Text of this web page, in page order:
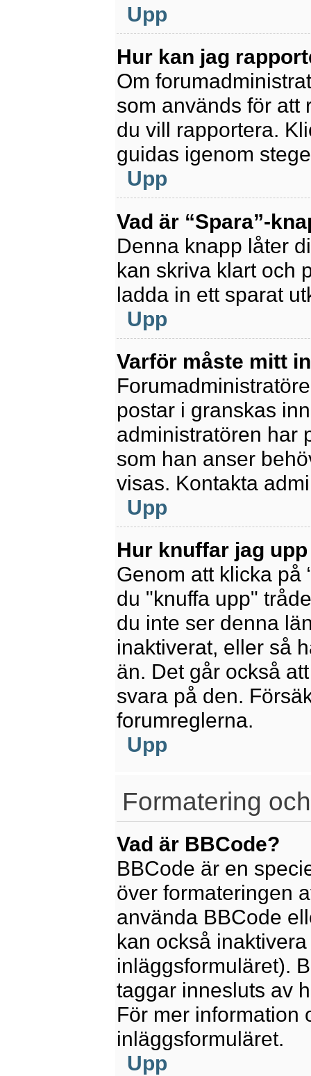
Upp
Hur kan jag
Om
som används för att
du vill rapportera.
guidas igenom
Upp
Vad är “Spara”-
Denna knapp låter
kan skriva klart och
ladda in ett sparat
Upp
Varför måste mitt
postar i granskas
administratören har
som han anser
visas. Kontakta
Upp
Hur knuffar jag
Genom att klicka på
du "knuffa upp"
du inte ser denna
inaktiverat, eller så
än. Det går också
svara på den.
forumreglerna.
Upp
Formatering
Vad är BBCode?
BBCode är en
över formateringen
använda BBCode
kan också
inläggsformuläret).
taggar innesluts av
För mer information
inläggsformuläret.
Upp